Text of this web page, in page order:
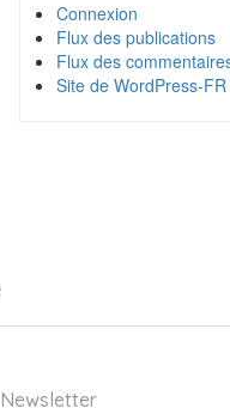
Connexion
Flux des publications
Flux des
Site de WordPress-FR
Newsletter